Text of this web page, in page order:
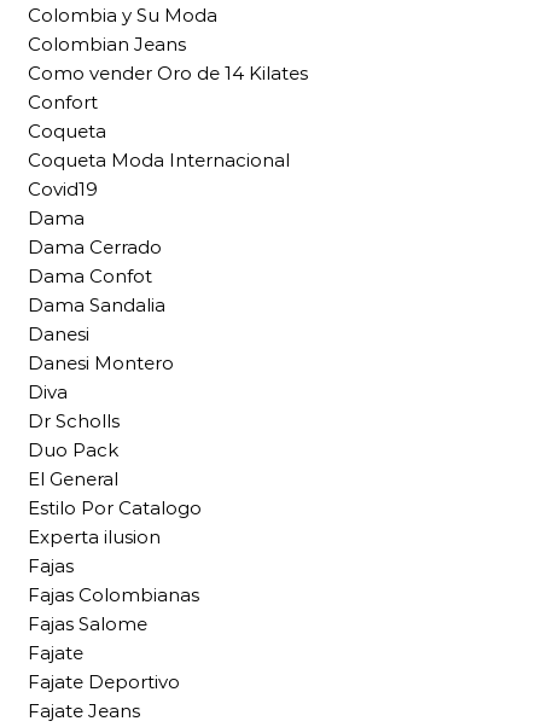
Colombia y Su Moda
Colombian Jeans
Como vender Oro de 14 Kilates
Confort
Coqueta
Coqueta Moda Internacional
Covid19
Dama
Dama Cerrado
Dama Confot
Dama Sandalia
Danesi
Danesi Montero
Diva
Dr Scholls
Duo Pack
El General
Estilo Por Catalogo
Experta ilusion
Fajas
Fajas Colombianas
Fajas Salome
Fajate
Fajate Deportivo
Fajate Jeans